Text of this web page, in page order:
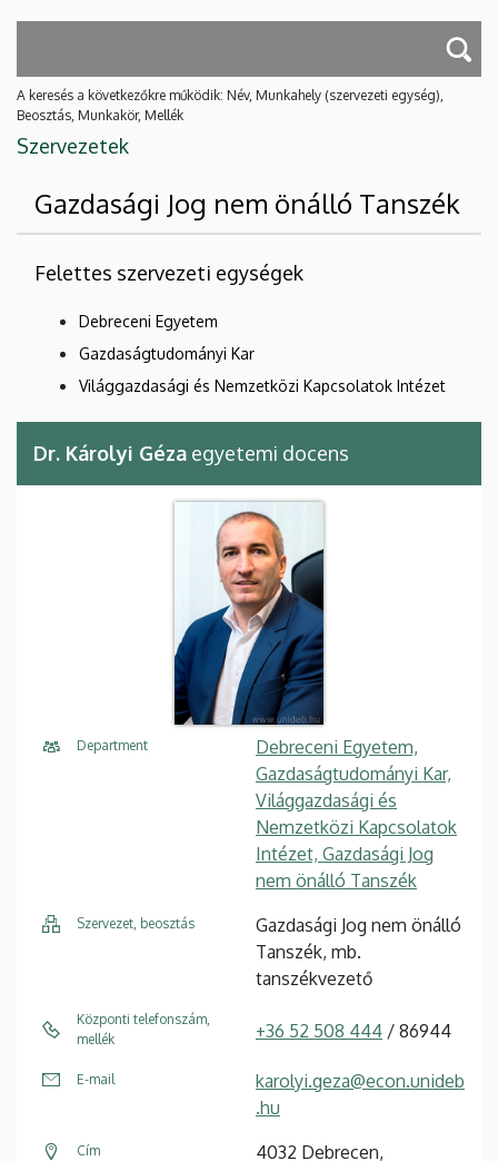
A keresés a következőkre működik: Név, Munkahely (szervezeti egység),
Beosztás, Munkakör, Mellék
Szervezetek
Gazdasági Jog nem önálló Tanszék
Felettes szervezeti egységek
Debreceni Egyetem
Gazdaságtudományi Kar
Világgazdasági és Nemzetközi Kapcsolatok Intézet
Dr. Károlyi Géza egyetemi docens
Department
Debreceni Egyetem,
Gazdaságtudományi Kar,
Világgazdasági és
Nemzetközi Kapcsolatok
Intézet, Gazdasági Jog
nem önálló Tanszék
Szervezet, beosztás
Gazdasági Jog nem önálló
Tanszék, mb.
tanszékvezető
Központi telefonszám,
mellék
+36 52 508 444 / 86944
E-mail
karolyi.geza@econ.unideb
.hu
Cím
4032 Debrecen,